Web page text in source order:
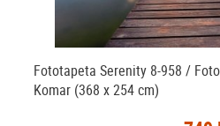
Fototapeta Serenity 8-958 /
Komar (368 x 254 cm)